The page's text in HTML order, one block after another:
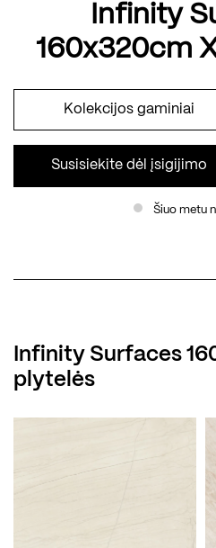
Infinity
160x320cm
Kolekcijos gaminiai
Susisiekite dėl įsigijimo
Šiuo metu
Infinity Surfaces
plytelės